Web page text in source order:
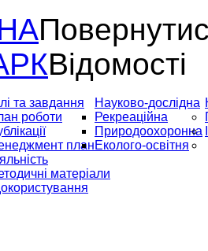
Відомості
Науково-дослідна
та завдання
роботи
план
Рекреаційна
Природоохоронна
Еколого-освітня
матеріали